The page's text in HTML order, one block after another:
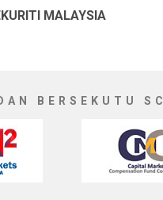
MALAYSIA
BERSEKUTU SC